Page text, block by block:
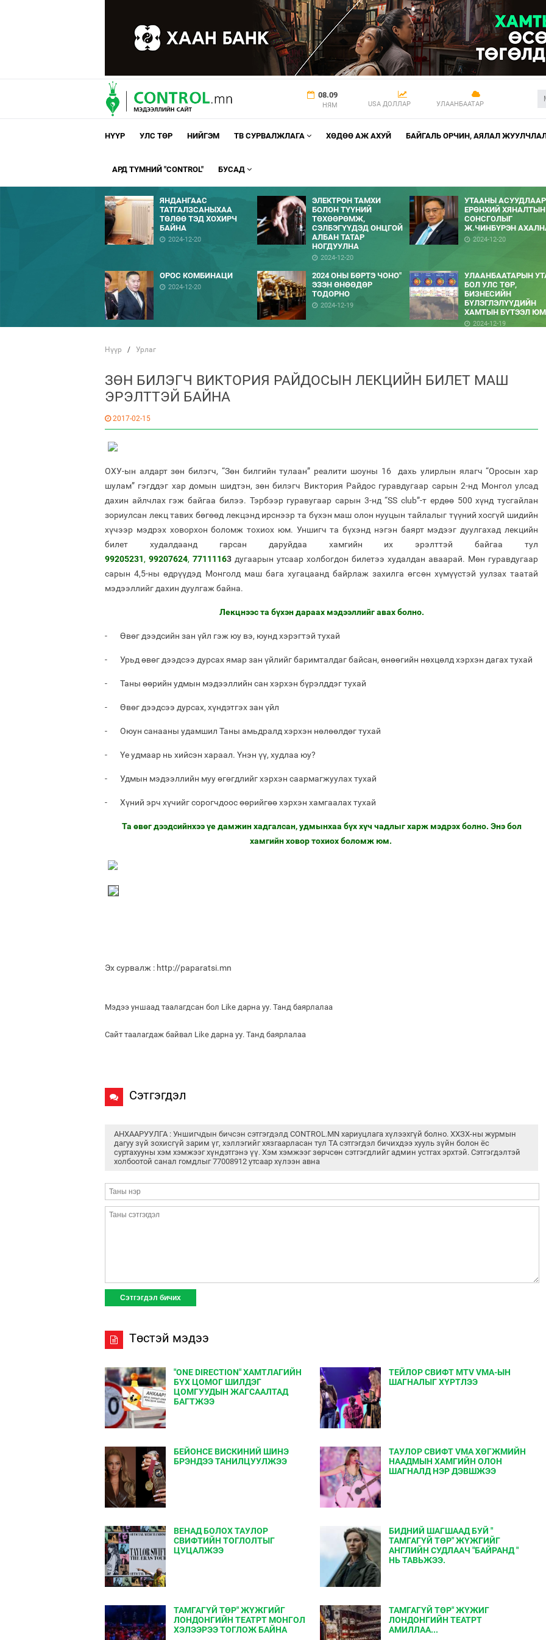
08.09
НЯМ USA ДОЛЛАР УЛААНБААТАР
НҮҮР УЛС ТӨР НИЙГЭМ ТВ СУРВАЛЖЛАГА ХӨДӨӨ АЖ АХУЙ БАЙГАЛЬ ОРЧИН, АЯЛАЛ
АРД ТҮМНИЙ "CONTROL" БУСАД
ЯНДАНГААС
ТАТГАЛЗСАНЫХАА
ТӨЛӨӨ ТЭД ХОХИРЧ
БАЙНА
2024-12-20
ЭЛЕКТРОН ТАМХИ
БОЛОН ТҮҮНИЙ
ТӨХӨӨРӨМЖ,
СЭЛБЭГҮҮДЭД ОНЦГОЙ
АЛБАН ТАТАР
НОГДУУЛНА
2024-12-20
УТААНЫ АСУУДЛААР
ЕРӨНХИЙ ХЯНАЛТЫН
СОНСГОЛЫГ
Ж.ЧИНБҮРЭН
2024-12-20
ОРОС КОМБИНАЦИ
2024-12-20
2024 ОНЫ БӨРТЭ ЧОНО"
ЭЗЭН ӨНӨӨДӨР
ТОДОРНО
2024-12-19
УЛААНБААТАРЫН
БОЛ УЛС ТӨР,
БИЗНЕСИЙН
БҮЛЭГЛЭЛҮҮДИЙН
ХАМТЫН БҮТЭЭЛ ЮМ
2024-12-19
Нүүр / Урлаг
ЗӨН БИЛЭГЧ ВИКТОРИЯ РАЙДОСЫН ЛЕКЦИЙН БИЛЕТ МАШ
ЭРЭЛТТЭЙ БАЙНА
2017-02-15
ОХУ-ын алдарт зөн билэгч, “Зөн билгийн тулаан” реалити шоуны 16 дахь улирлын ялагч “Оросын хар
шулам” гэгддэг хар домын шидтэн, зөн билэгч Виктория Райдос гуравдугаар сарын 2-нд Монгол улсад
дахин айлчлах гэж байгаа билээ. Тэрбээр гуравугаар сарын 3-нд “SS club”-т ердөө 500 хүнд тусгайлан
зориулсан лекц тавих бөгөөд лекцэнд ирснээр та бүхэн маш олон нууцын тайлалыг түүний хосгүй шидийн
хүчээр мэдрэх ховорхон боломж тохиох юм. Уншигч та бүхэнд нэгэн баярт мэдээг дуулгахад лекцийн
билет худалдаанд гарсан даруйдаа хамгийн их эрэлттэй байгаа тул
99205231, 99207624, 77111163 дугаарын утсаар холбогдон билетээ худалдан аваарай. Мөн гуравдугаар
сарын 4,5-ны өдрүүдэд Монголд маш бага хугацаанд байрлаж захилга өгсөн хүмүүстэй уулзах таатай
мэдээллийг дахин дуулгаж байна.
Лекцнээс та бүхэн дараахмэдээллийг авах болно.
- Өвөг дээдсийн зан үйл гэж юу вэ, юунд хэрэгтэй тухай
- Урьд өвөг дээдсээ дурсах ямар зан үйлийг баримталдаг байсан, өнөөгийн нөхцөлд хэрхэн дагах тухай
- Таны өөрийн удмын мэдээллийн сан хэрхэн бүрэлддэг тухай
- Өвөг дээдсээ дурсах, хүндэтгэх зан үйл
- Оюун санааны удамшил Таны амьдралд хэрхэн нөлөөлдөг тухай
- Үе удмаар нь хийсэн хараал. Үнэн үү, худлаа юу?
- Удмын мэдээллийн муу өгөгдлийг хэрхэн саармагжуулах тухай
- Хүний эрч хүчийг сорогчдоос өөрийгөө хэрхэн хамгаалах тухай
Та өвөг дээдсийнхээ үе дамжин хадгалсан, удмынхаа бүх хүч чадлыг харж мэдрэх болно. Энэ бол
хамгийн ховор тохиох боломж юм.
Эх сурвалж : http://paparatsi.mn
Мэдээ уншаад таалагдсан бол Like дарна уу. Танд баярлалаа
Сайт таалагдаж байвал Like дарна уу. Танд баярлалаа
Сэтгэгдэл
АНХААРУУЛГА : Уншигчдын бичсэн сэтгэгдэлд CONTROL.MN хариуцлага хүлээхгүй болно. ХХЗХ-ны журмын
дагуу зүй зохисгүй зарим үг, хэллэгийг хязгаарласан тул ТА сэтгэгдэл бичихдээ хууль зүйн болон ёс
суртахууны хэм хэмжээг хүндэтгэнэ үү. Хэм хэмжээг зөрчсөн сэтгэгдлийг админ устгах эрхтэй. Сэтгэгдэлтэй
холбоотой санал гомдлыг 77008912 утсаар хүлээн авна
Төстэй мэдээ
"ONE DIRECTION" ХАМТЛАГИЙН
БҮХ ЦОМОГ ШИЛДЭГ
ЦОМГУУДЫН ЖАГСААЛТАД
БАГТЖЭЭ
ТЕЙЛОР СВИФТ MTV VMA-ЫН
ШАГНАЛЫГ ХҮРТЛЭЭ
БЕЙОНСЕ ВИСКИНИЙ ШИНЭ
БРЭНДЭЭ ТАНИЛЦУУЛЖЭЭ
ТАУЛОР СВИФТ VMA ХӨГЖМИЙН
НААДМЫН ХАМГИЙН ОЛОН
ШАГНАЛД НЭР ДЭВШЖЭЭ
ВЕНАД БОЛОХ ТАУЛОР
СВИФТИЙН ТОГЛОЛТЫГ
ЦУЦАЛЖЭЭ
БИДНИЙ ШАГШААД БУЙ "
ТАМГАГҮЙ ТӨР" ЖҮЖГИЙГ
АНГЛИЙН СУДЛААЧ "БАЙРАНД "
НЬ ТАВЬЖЭЭ.
ТАМГАГҮЙ ТӨР" ЖҮЖГИЙГ
ЛОНДОНГИЙН ТЕАТРТ МОНГОЛ
ХЭЛЭЭРЭЭ ТОГЛОЖ БАЙНА
ТАМГАГҮЙ ТӨР" ЖҮЖИГ
ЛОНДОНГИЙН ТЕАТРТ
АМИЛЛАА...